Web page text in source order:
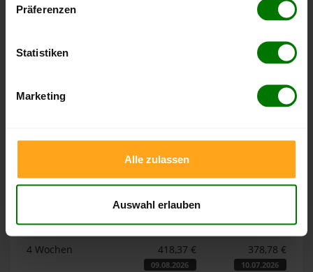
Präferenzen
Statistiken
Marketing
Alle zulassen
Auswahl erlauben
Höchst- und Tiefststände der
Pelletspreise für lose Holzpellets und Holzpellets
Sackware in Bad Friedrichshall
. Das dazugehörige Datum
Lose Holzpellets
Zeitraum Höchststand
Tiefststand
4 Wochen
418,37 €
09.08.2026
378,78 €
10.07.2026